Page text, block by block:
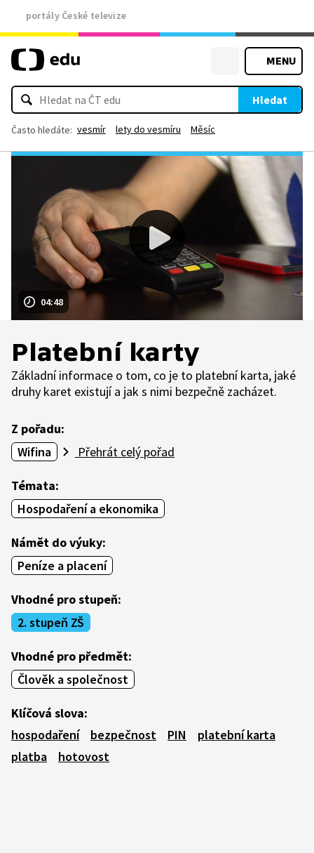
portály České televize
MENU
Hledat
Často hledáte: vesmír lety do vesmíru Měsíc
04:48
Platební karty
Základní informace o tom, co je to platební karta, jaké
druhy karet existují a jak s nimi bezpečně zacházet.
Z pořadu:
Wifina
Přehrát celý pořad
Témata:
Hospodaření a ekonomika
Námět do výuky:
Peníze a placení
Vhodné pro stupeň:
2. stupeň ZŠ
Vhodné pro předmět:
Člověk a společnost
Klíčová slova:
hospodaření
bezpečnost PIN
platební karta
platba
hotovost